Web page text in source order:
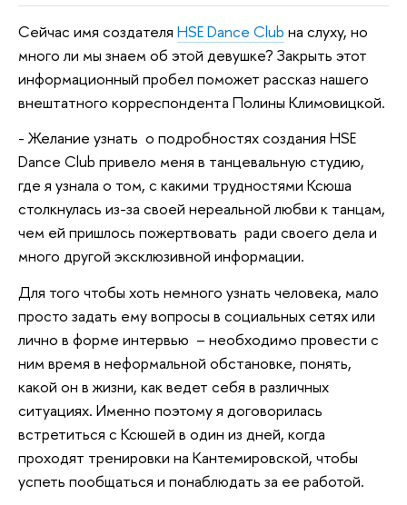
Сейчас имя создателя HSE Dance Club на слуху, но
много ли мы знаем об этой девушке? Закрыть этот
информационный пробел поможет рассказ нашего
внештатного корреспондента Полины Климовицкой.
- Желание узнать о подробностях создания HSE
Dance Club привело меня в танцевальную студию,
где я узнала о том, с какими трудностями Ксюша
столкнулась из-за своей нереальной любви к танцам,
чем ей пришлось пожертвовать ради своего дела и
много другой эксклюзивной информации.
Для того чтобы хоть немного узнать человека, мало
просто задать ему вопросы в социальных сетях или
лично в форме интервью – необходимо провести с
ним время в неформальной обстановке, понять,
какой он в жизни, как ведет себя в различных
ситуациях. Именно поэтому я договорилась
встретиться с Ксюшей в один из дней, когда
проходят тренировки на Кантемировской, чтобы
успеть пообщаться и понаблюдать за ее работой.